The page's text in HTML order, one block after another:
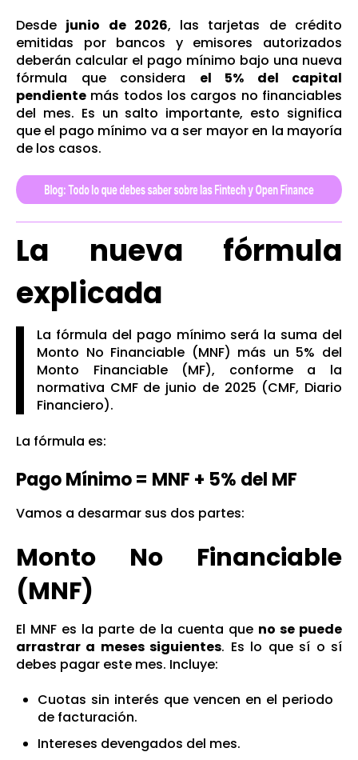
Desde junio de 2026, las tarjetas de crédito
emitidas por bancos y emisores autorizados
deberán calcular el pago mínimo bajo una nueva
fórmula que considera
el 5% del capital
pendiente más todos los cargos no financiables
del mes. Es un salto importante, esto significa
que el pago mínimo va a ser mayor en la mayoría
de los casos.
La nueva fórmula
explicada
La fórmula del pago mínimo será la suma del
Monto No Financiable (MNF) más un 5% del
Monto Financiable (MF), conforme a la
normativa CMF de junio de 2025 (CMF, Diario
Financiero).
La fórmula es:
Pago Mínimo = MNF + 5% del MF
Vamos a desarmar sus dos partes:
Monto No Financiable
(MNF)
El MNF es la parte de la cuenta que no se puede
arrastrar a meses siguientes. Es lo que sí o sí
debes pagar este mes. Incluye:
Cuotas sin interés que vencen en el periodo
de facturación.
Intereses devengados del mes.